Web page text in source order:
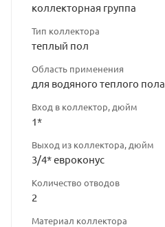
коллекторная группа
Тип коллектора
теплый пол
Область применения
для водяного теплого пола
Вход в коллектор, дюйм
1*
Выход из коллектора, дюйм
3/4* евроконус
Количество отводов
2
Материал коллектора